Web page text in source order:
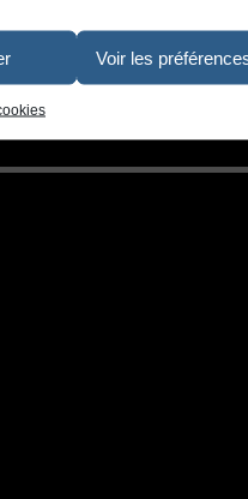
Voir les
terrasse